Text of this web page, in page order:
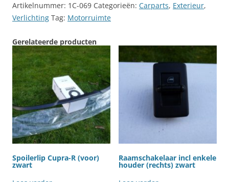
Artikelnummer: 1C-069 Categorieën: Carparts, Exterieur,
Verlichting Tag: Motorruimte
Gerelateerde producten
Spoilerlip Cupra-R (voor)
zwart
Raamschakelaar incl enkele
houder (rechts) zwart